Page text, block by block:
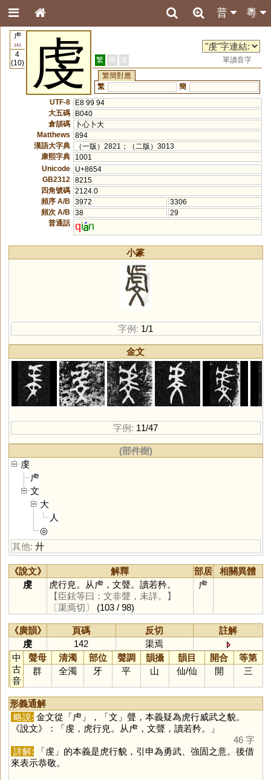
粵
普
虍
141
4
(10)
虔 繁 簡 港
單讀音字
繁簡對應
繁
簡
UTF-8
E8 99 94
大五碼
B040
倉頡碼
卜心卜大
Matthews
894
漢語大字典
（一版）2821；（二版）3013
康熙字典
1001
Unicode
U+8654
GB2312
8215
四角號碼 2124.0
頻序 A/B
3972
3306
頻次 A/B
38
29
普通話 qi n
小篆
字例: 1/1
金文
字例: 11/47
(部件樹)
虔
虍
文
大
人
◎
其他: 廾
《說文》 解釋 部居
相關異體
虔
虎行皃。从虍，文聲。讀若矜。
【臣鉉等曰：文非聲，未詳。】
〔渠焉切〕
(103 / 98)
虍
《廣韻》 頁碼 反切
註解
虔
142
渠焉
中
古
音
聲母 清濁 部位 聲調 韻攝 韻目 開合
等第
群
全濁 牙 平 山 仙/仙 開 三
形義通解
略說: 金文從「虍」，「文 」聲，本義疑為虎行威武之貌。
《說文》：「虔，虎行皃。从虍，文聲，讀若矜。」
46 字
詳解: 「虔」的本義是虎行貌，引申為勇武、強固之意。後借
來表示恭敬。